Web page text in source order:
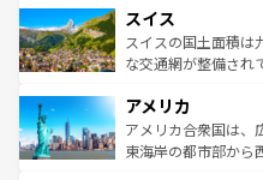
れる地方に足を運ぶ
きるだろ
を参照してほしい。
は、お酒好きな人にはぜひ
ドイツ情報はコンテ
リアごとに異なる魅
ティー、ビール好き
戦など、本場だから
ンツ一覧を参照して
スイス
スイスの国土面積は
な交通網が整備され
の建物がそのまま残
博物館もあり、アル
ことができる。国民
アメリカ
アメリカ合衆国は、
東海岸の都市部から